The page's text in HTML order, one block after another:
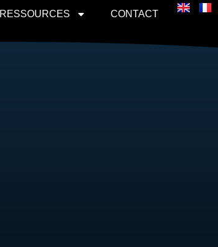
RESSOURCES CONTACT